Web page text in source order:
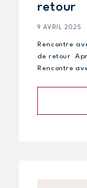
retour
9 AVRIL 2025
Rencontre
de retour
Rencontre